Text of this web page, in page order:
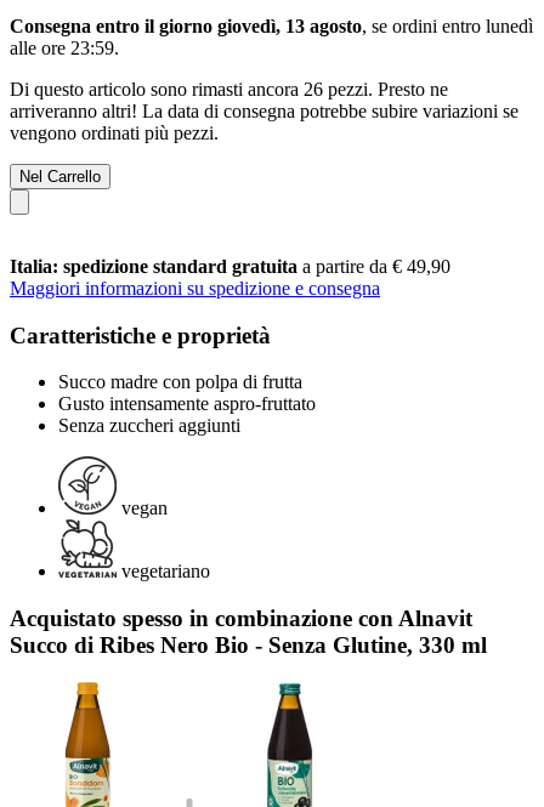
Consegna entro il giorno giovedì, 13 agosto, se ordini entro lunedì
alle ore 23:59.
Di questo articolo sono rimasti ancora 26 pezzi. Presto ne
arriveranno altri! La data di consegna potrebbe subire variazioni se
vengono ordinati più pezzi.
Nel Carrello
Italia: spedizione standard gratuita a partire da € 49,90
Maggiori informazioni su spedizione e consegna
Caratteristiche e proprietà
Succo madre con polpa di frutta
Gusto intensamente aspro-fruttato
Senza zuccheri aggiunti
vegan
vegetariano
Acquistato spesso in combinazione con Alnavit
Succo di Ribes Nero Bio - Senza Glutine, 330 ml